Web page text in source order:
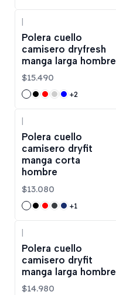
|
Polera cuello
camisero dryfresh
manga larga hombre
$15.490
+2
Polera cuello
camisero dryfit
manga corta
hombre
$13.080
+1
|
Polera cuello
camisero dryfit
manga larga hombre
$14.980